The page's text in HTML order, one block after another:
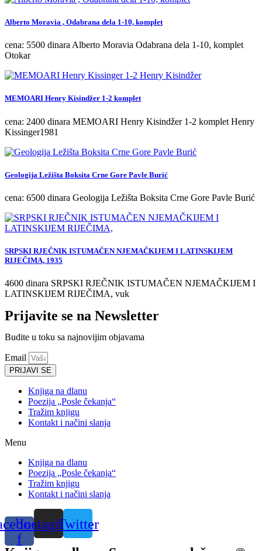
Alberto Moravia , Odabrana dela 1-10, komplet
cena: 5500 dinara Alberto Moravia Odabrana dela 1-10, komplet
Otokar
MEMOARI Henry Kisindžer 1-2 komplet
cena: 2400 dinara MEMOARI Henry Kisindžer 1-2 komplet Henry
Kissinger1981
Geologija Ležišta Boksita Crne Gore Pavle Burić
cena: 6500 dinara Geologija Ležišta Boksita Crne Gore Pavle Burić
SRPSKI RJEČNIK ISTUMAČEN NJEMAČKIJEM I LATINSKIJEM
RIJEČIMA, 1935
4600 dinara SRPSKI RJEČNIK ISTUMAČEN NJEMAČKIJEM I
LATINSKIJEM RIJEČIMA, vuk
Prijavite se na Newsletter
Budite u toku sa najnovijim objavama
Email
PRIJAVI SE
Knjiga na dlanu
Poezija „Posle čekanja“
Tražim knjigu
Kontakt i načini slanja
Menu
Knjiga na dlanu
Poezija „Posle čekanja“
Tražim knjigu
Kontakt i načini slanja
f
InstagramTwitter